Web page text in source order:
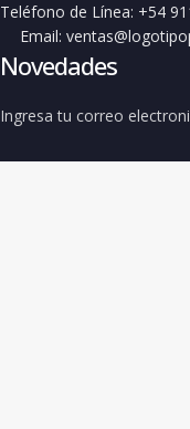
Teléfono de Línea: +54
Email:
Novedades
Ingresa tu correo